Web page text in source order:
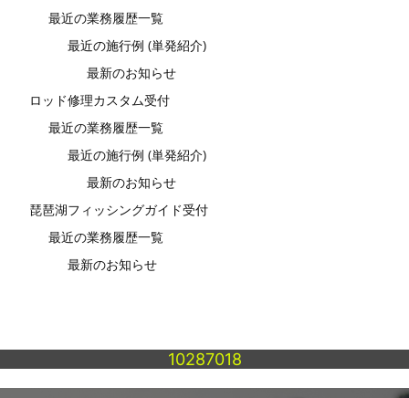
最近の業務履歴一覧
最近の施行例 (単発紹介)
最新のお知らせ
ロッド修理カスタム受付
最近の業務履歴一覧
最近の施行例 (単発紹介)
最新のお知らせ
琵琶湖フィッシングガイド受付
最近の業務履歴一覧
最新のお知らせ
10287018